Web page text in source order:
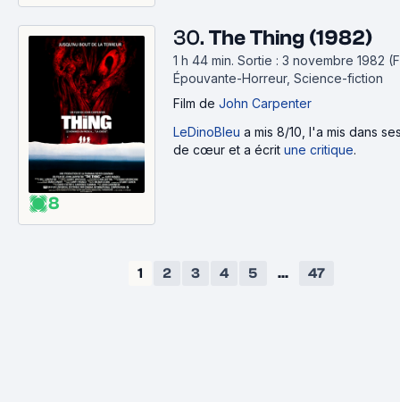
8
30. The Thing (1982)
1 h 44 min. Sortie : 3 novembre 1982
Épouvante-Horreur, Science-fiction
Film de John Carpenter
LeDinoBleu a mis 8/10, l'a mis dans
de cœur et a écrit une critique.
1 2 3 4 5 ... 47